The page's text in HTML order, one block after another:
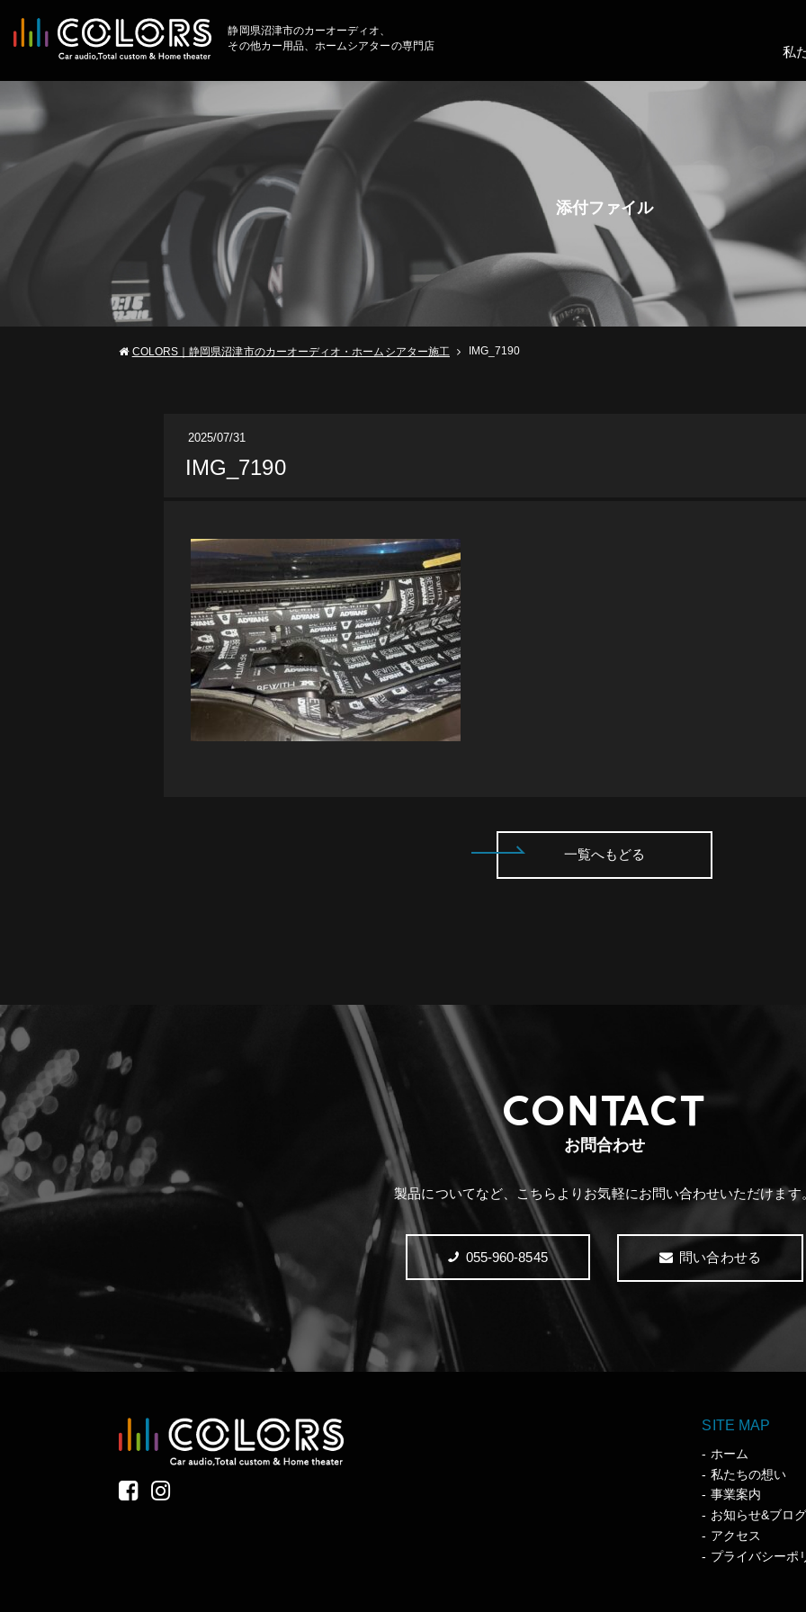
静岡県沼津市のカーオーディオ、
その他カー用品、ホームシアターの専門店
私
添付ファイル
COLORS｜静岡県沼津市のカーオーディオ・ホームシアター施工 IMG_7190
2025/07/31
IMG_7190
一覧へもどる
CONTACT
お問合わせ
製品についてなど、こちらより お気軽にお問い合わせいただけます
055-960-8545 問い合わせる
SITE MAP
ホーム
私たちの想い
事業案内
お知らせ&ブロ
アクセス
プライバシーポ